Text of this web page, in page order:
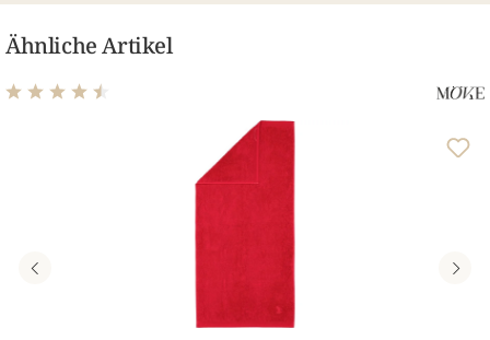
Ähnliche Artikel
Durchschnittliche Bewertung von 4.56 von 5 Sternen